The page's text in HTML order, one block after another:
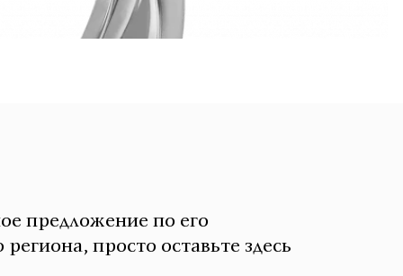
предложение по его
просто оставьте здесь